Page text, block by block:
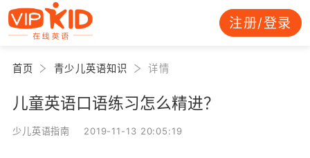
注册/登录
首页 青少儿英语知识 详情
儿童英语口语练习怎么精进？
少儿英语指南 2019-11-13 20:05:19